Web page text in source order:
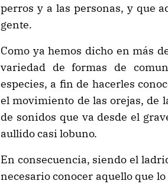
perros y a las personas, y que
gente.
Como ya hemos dicho en más
variedad de formas de
especies, a fin de hacerles
el movimiento de las orejas, de
de sonidos que va desde el
aullido casi lobuno.
En consecuencia, siendo el
necesario conocer aquello que